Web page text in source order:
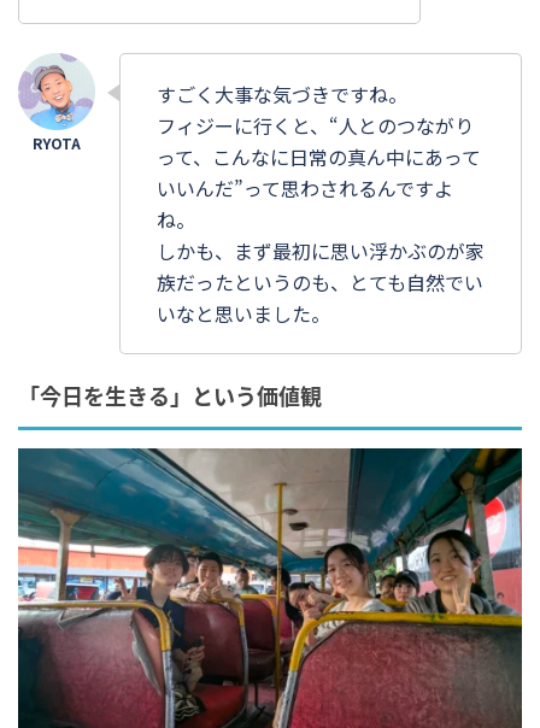
すごく大事な気づきですね。
フィジーに行くと、“人とのつながり
って、こんなに日常の真ん中にあって
いいんだ”って思わされるんですよ
ね。
しかも、まず最初に思い浮かぶのが家
族だったというのも、とても自然でい
いなと思いました。
「今日を生きる」という価値観